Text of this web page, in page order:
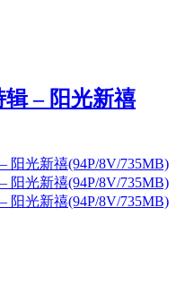
辑 – 阳光新禧